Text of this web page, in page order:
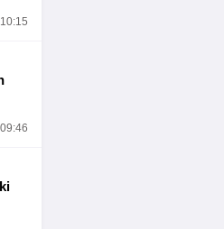
10:15
09:46